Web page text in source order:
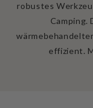
robustes
Camping.
effizient.